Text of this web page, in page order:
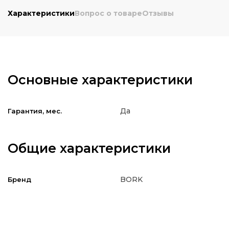
ХарактеристикиВопрос о товареОтзывы
Основные характеристики
Гарантия, мес. Да
Общие характеристики
Бренд BORK